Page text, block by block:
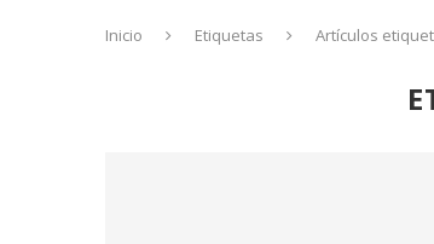
Inicio Etiquetas Artículos